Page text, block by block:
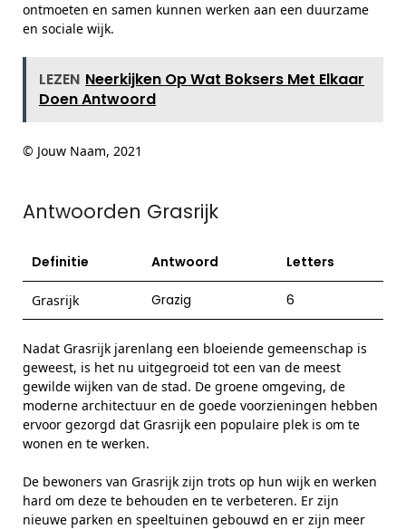
ontmoeten en samen kunnen werken aan een duurzame
en sociale wijk.
LEZEN Neerkijken Op Wat Boksers Met Elkaar
Doen Antwoord
© Jouw Naam, 2021
Antwoorden Grasrijk
Definitie Antwoord Letters
Grasrijk Grazig 6
Nadat Grasrijk jarenlang een bloeiende gemeenschap is
geweest, is het nu uitgegroeid tot een van de meest
gewilde wijken van de stad. De groene omgeving, de
moderne architectuur en de goede voorzieningen hebben
ervoor gezorgd dat Grasrijk een populaire plek is om te
wonen en te werken.
De bewoners van Grasrijk zijn trots op hun wijk en werken
hard om deze te behouden en te verbeteren. Er zijn
nieuwe parken en speeltuinen gebouwd en er zijn meer